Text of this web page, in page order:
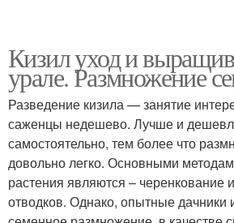
Кизил уход и
урале. Размножение
Разведение кизила — занятие
саженцы недешево. Лучше и
самостоятельно, тем более что
довольно легко. Основными
растения являются – черенкование
отводков. Однако, опытные дачники